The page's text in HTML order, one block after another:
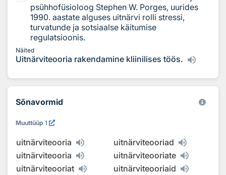
psühhofüsioloog Stephen W. Porges, uurides
1990. aastate alguses uitnärvi rolli stressi,
turvatunde ja sotsiaalse käitumise
regulatsioonis.
Näited
Uitnärviteooria rakendamine kliinilises töös.
Sõnavormid
Muuttüüp 1
uitnärviteooria
uitnärviteooriad
uitnärviteooria
uitnärviteooriate
uitnärviteooriat
uitnärviteooriaid